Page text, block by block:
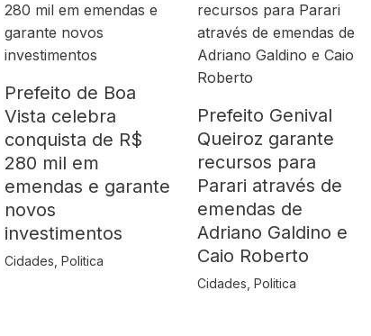
Prefeito de Boa
Vista celebra
conquista de R$
280 mil em
emendas e garante
novos
investimentos
Cidades Politica
Prefeito Genival
Queiroz garante
recursos para
Parari através de
emendas de
Adriano Galdino e
Caio Roberto
Cidades ,Politica